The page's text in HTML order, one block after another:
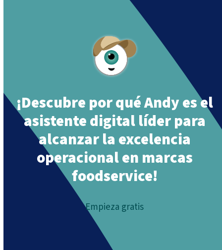
¡Descubre por qué Andy es el
asistente digital líder para
alcanzar la excelencia
operacional en marcas
foodservice!
Empieza gratis